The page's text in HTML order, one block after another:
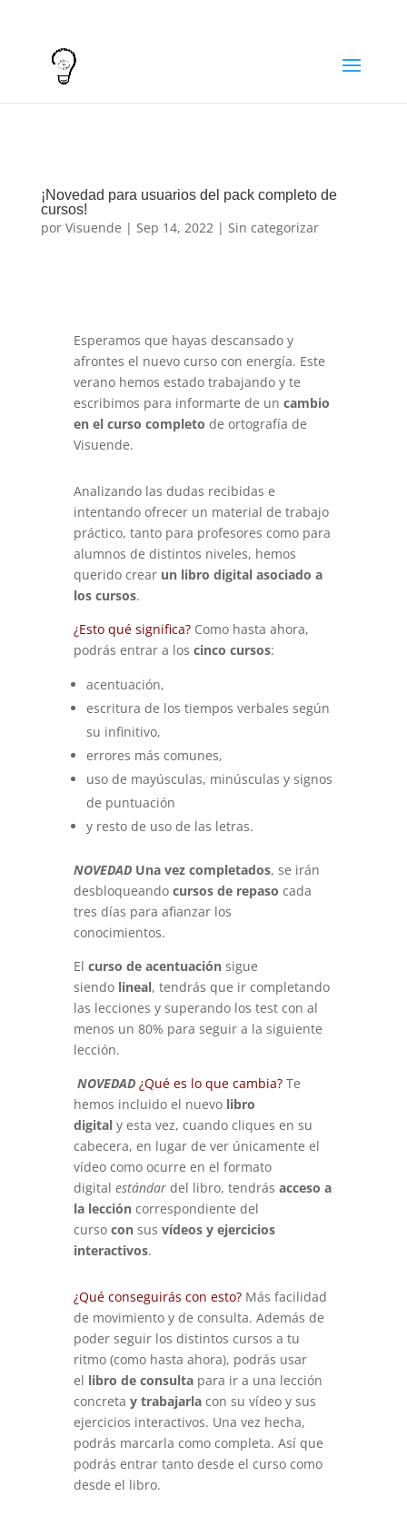
¡Novedad para usuarios del pack completo de
cursos!
por Visuende | Sep 14, 2022| Sin categorizar
Esperamos que hayas descansado y
afrontes el nuevo curso con energía. Este
verano hemos estado trabajando y te
escribimos para informarte de un cambio
en el curso completo de ortografía de
Visuende.
Analizando las dudas recibidas e
intentando ofrecer un material de trabajo
práctico, tanto para profesores como para
alumnos de distintos niveles, hemos
querido crear un libro digital asociado a
los cursos.
¿Esto qué significa? Como hasta ahora,
podrás entrar a los cinco cursos:
acentuación,
escritura de los tiempos verbales según
su infinitivo,
errores más comunes,
uso de mayúsculas, minúsculas y signos
de puntuación
y resto de uso de las letras.
NOVEDADUna vez completados, se irán
desbloqueando cursos de repaso cada
tres días para afianzar los
conocimientos.
El curso de acentuaciónsigue
siendolineal, tendrás que ir completando
las lecciones y superando los test con al
menos un 80% para seguir a la siguiente
lección.
NOVEDAD ¿Qué es lo que cambia? Te
hemos incluido el nuevo libro
digital y esta vez, cuando cliques en su
cabecera, en lugar de ver únicamente el
vídeo como ocurre en el formato
digital estándar del libro, tendrás acceso a
la leccióncorrespondiente del
curso consus vídeos y ejercicios
interactivos.
¿Qué conseguirás con esto? Más facilidad
de movimiento y de consulta. Además de
poder seguir los distintos cursos a tu
ritmo (como hasta ahora), podrás usar
el libro de consultapara ir a una lección
concreta y trabajarla con su vídeo y sus
ejercicios interactivos. Una vez hecha,
podrás marcarla como completa. Así que
podrás entrar tanto desde el curso como
desde el libro.